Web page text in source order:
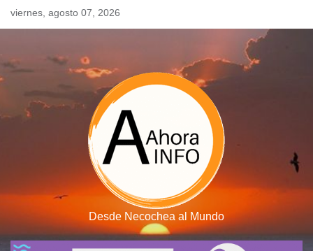
Skipviernes, agosto 07, 2026
Desde Necochea al Mundo